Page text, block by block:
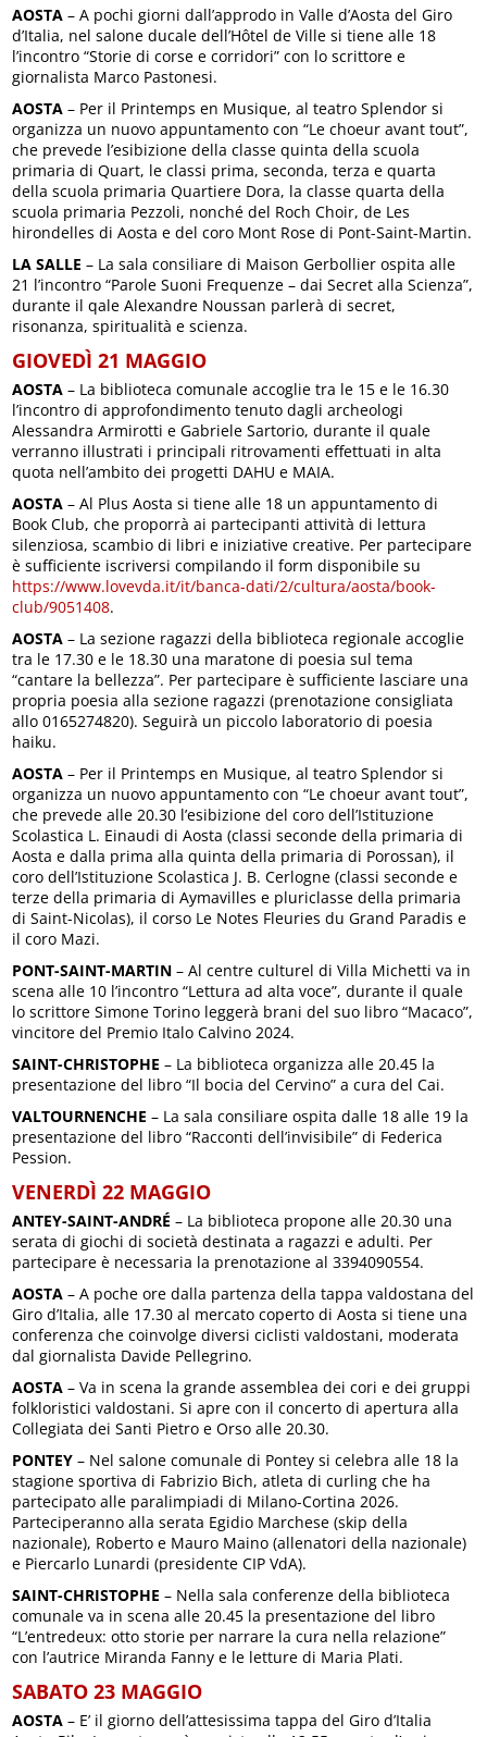
AOSTA – A pochi giorni dall’approdo in Valle d’Aosta del Giro
d’Italia, nel salone ducale dell’Hôtel de Ville si tiene alle 18
l’incontro “Storie di corse e corridori” con lo scrittore e
giornalista Marco Pastonesi.
AOSTA – Per il Printemps en Musique, al teatro Splendor si
organizza un nuovo appuntamento con “Le choeur avant tout”,
che prevede l’esibizione della classe quinta della scuola
primaria di Quart, le classi prima, seconda, terza e quarta
della scuola primaria Quartiere Dora, la classe quarta della
scuola primaria Pezzoli, nonché del Roch Choir, de Les
hirondelles di Aosta e del coro Mont Rose di Pont-Saint-Martin.
LA SALLE – La sala consiliare di Maison Gerbollier ospita alle
21 l’incontro “Parole Suoni Frequenze – dai Secret alla Scienza”,
durante il qale Alexandre Noussan parlerà di secret,
risonanza, spiritualità e scienza.
GIOVEDÌ 21 MAGGIO
AOSTA – La biblioteca comunale accoglie tra le 15 e le 16.30
l’incontro di approfondimento tenuto dagli archeologi
Alessandra Armirotti e Gabriele Sartorio, durante il quale
verranno illustrati i principali ritrovamenti effettuati in alta
quota nell’ambito dei progetti DAHU e MAIA.
AOSTA – Al Plus Aosta si tiene alle 18 un appuntamento di
Book Club, che proporrà ai partecipanti attività di lettura
silenziosa, scambio di libri e iniziative creative. Per partecipare
è sufficiente iscriversi compilando il form disponibile su
https://www.lovevda.it/it/banca-dati/2/cultura/aosta/book-
club/9051408.
AOSTA – La sezione ragazzi della biblioteca regionale accoglie
tra le 17.30 e le 18.30 una maratone di poesia sul tema
“cantare la bellezza”. Per partecipare è sufficiente lasciare una
propria poesia alla sezione ragazzi (prenotazione consigliata
allo 0165274820). Seguirà un piccolo laboratorio di poesia
haiku.
AOSTA – Per il Printemps en Musique, al teatro Splendor si
organizza un nuovo appuntamento con “Le choeur avant tout”,
che prevede alle 20.30 l’esibizione del coro dell’Istituzione
Scolastica L. Einaudi di Aosta (classi seconde della primaria di
Aosta e dalla prima alla quinta della primaria di Porossan), il
coro dell’Istituzione Scolastica J. B. Cerlogne (classi seconde e
terze della primaria di Aymavilles e pluriclasse della primaria
di Saint-Nicolas), il corso Le Notes Fleuries du Grand Paradis e
il coro Mazi.
PONT-SAINT-MARTIN – Al centre culturel di Villa Michetti va in
scena alle 10 l’incontro “Lettura ad alta voce”, durante il quale
lo scrittore Simone Torino leggerà brani del suo libro “Macaco”,
vincitore del Premio Italo Calvino 2024.
SAINT-CHRISTOPHE – La biblioteca organizza alle 20.45 la
presentazione del libro “Il bocia del Cervino” a cura del Cai.
VALTOURNENCHE – La sala consiliare ospita dalle 18 alle 19 la
presentazione del libro “Racconti dell’invisibile” di Federica
Pession.
VENERDÌ 22 MAGGIO
ANTEY-SAINT-ANDRÉ – La biblioteca propone alle 20.30 una
serata di giochi di società destinata a ragazzi e adulti. Per
partecipare è necessaria la prenotazione al 3394090554.
AOSTA – A poche ore dalla partenza della tappa valdostana del
Giro d’Italia, alle 17.30 al mercato coperto di Aosta si tiene una
conferenza che coinvolge diversi ciclisti valdostani, moderata
dal giornalista Davide Pellegrino.
AOSTA – Va in scena la grande assemblea dei cori e dei gruppi
folkloristici valdostani. Si apre con il concerto di apertura alla
Collegiata dei Santi Pietro e Orso alle 20.30.
PONTEY – Nel salone comunale di Pontey si celebra alle 18 la
stagione sportiva di Fabrizio Bich, atleta di curling che ha
partecipato alle paralimpiadi di Milano-Cortina 2026.
Parteciperanno alla serata Egidio Marchese (skip della
nazionale), Roberto e Mauro Maino (allenatori della nazionale)
e Piercarlo Lunardi (presidente CIP VdA).
SAINT-CHRISTOPHE – Nella sala conferenze della biblioteca
comunale va in scena alle 20.45 la presentazione del libro
“L’entredeux: otto storie per narrare la cura nella relazione”
con l’autrice Miranda Fanny e le letture di Maria Plati.
SABATO 23 MAGGIO
AOSTA – E’ il giorno dell’attesissima tappa del Giro d’Italia